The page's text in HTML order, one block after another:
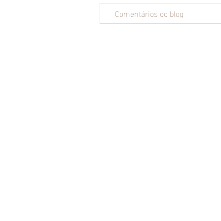
Comentários do blog